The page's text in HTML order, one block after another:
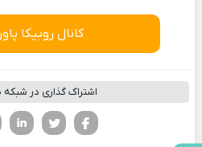
کانال روبیکا
اشتراک گذاری در